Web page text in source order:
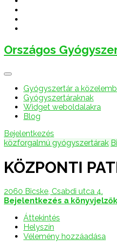
Országos
Gyógyszertár a
Gyógyszertáraknak
Widget weboldalakra
Blog
Bejelentkezés
közforgalmú gyógyszertárak
KÖZPONTI
2060 Bicske, Csabdi utca 4.
Bejelentkezés a
Áttekintés
Helyszín
Vélemény hozzáadása